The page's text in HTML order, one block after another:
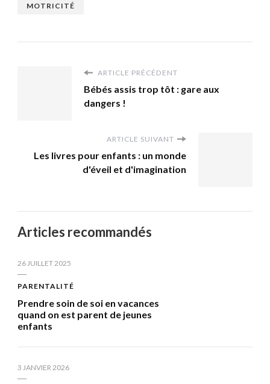
MOTRICITÉ
ARTICLE PRÉCÉDENT
Bébés assis trop tôt : gare aux
dangers !
ARTICLE SUIVANT
Les livres pour enfants : un monde
d'éveil et d'imagination
Articles recommandés
26 JUILLET 2025
PARENTALITÉ
Prendre soin de soi en vacances
quand on est parent de jeunes
enfants
3 JANVIER 2026